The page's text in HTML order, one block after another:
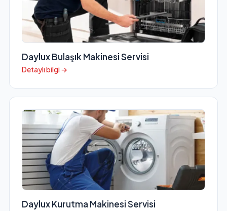
Daylux Bulaşık Makinesi Servisi
Detaylı bilgi →
Daylux Kurutma Makinesi Servisi